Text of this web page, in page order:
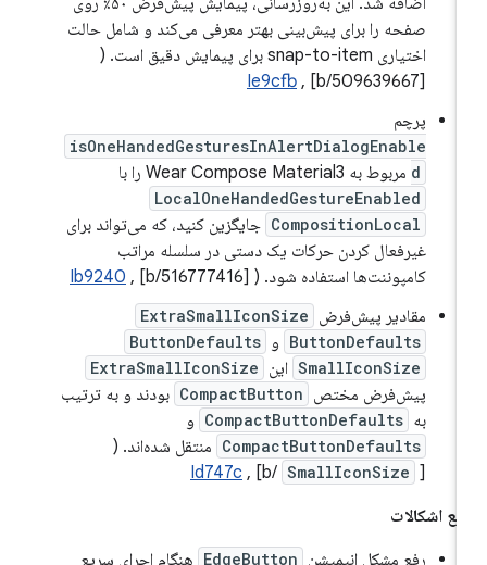
صفحه را برای پیش‌بینی بهتر معرفی می‌کند و شامل حالت
اختیاری snap-to-item برای پیمایش دقیق است. (
Ie9cfb, [b/509639667]
پرچم
isOneHandedGesturesInAlertDialogEnable
مربوط به Wear Compose Material3 را با
LocalOneHandedGestureEnabled
CompositionLocal جایگزین کنید، که می‌تواند برای
غیرفعال کردن حرکات یک دستی در سلسله مراتب
کامپوننت‌ها استفاده شود. (
Ib9240, [b/516777416]
مقادیر پیش‌فرض ExtraSmallIconSize
ButtonDefaults و ButtonDefaults
SmallIconSize این ExtraSmallIconSize
پیش‌فرض مختص CompactButton بودند و به ترتیب
CompactButtonDefaults و
CompactButtonDefaults منتقل شده‌اند. (
Id747c, [b/ SmallIconSize
اشکالات
رفع مشکل انیمیشن EdgeButton هنگام اجرای سریع